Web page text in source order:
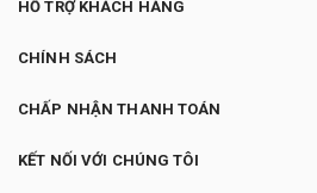
HỖ TRỢ KHÁCH HÀNG
CHÍNH SÁCH
CHẤP NHẬN THANH TOÁN
KẾT NỐI VỚI CHÚNG TÔI